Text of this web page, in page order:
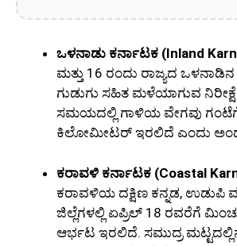
ಒಳನಾಡು ಕರ್ನಾಟಕ (Inland
ಮತ್ತು 16 ರಂದು ರಾಜ್ಯದ ಒಳನಾಡಿನ
ಗುಡುಗು ಸಹಿತ ಮಳೆಯಾಗುವ
ಸಮಯದಲ್ಲಿ ಗಾಳಿಯ ವೇಗವು
ಕಿಲೋಮೀಟರ್ ಇರಲಿದೆ ಎಂದು
ಕರಾವಳಿ ಕರ್ನಾಟಕ (Coastal
ಕರಾವಳಿಯ ದಕ್ಷಿಣ ಕನ್ನಡ, ಉಡುಪಿ
ಜಿಲ್ಲೆಗಳಲ್ಲಿ ಏಪ್ರಿಲ್ 18 ರವರೆಗೆ
ಆರ್ಭಟ ಇರಲಿದೆ. ಸಮುದ್ರ